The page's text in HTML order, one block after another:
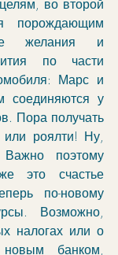
во второй
порождающим
желания и
по части
Марс и
соединяются у
Пора получать
роялти! Ну,
поэтому
это счастье
по-новому
Возможно,
налогах или о
новым банком,